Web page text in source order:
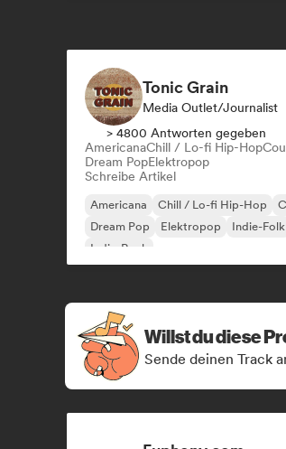
Tonic Grain
Media Outlet/Journalist
> 4800 Antworten gegeben
AmericanaChill / Lo-fi Hip-Hop
Dream PopElektropop
Schreibe Artikel
Americana Chill / Lo-fi Hip-Hop
Dream Pop
Elektropop Indie-Folk
Indie-Rock
Willst du diese
Sende deinen Track